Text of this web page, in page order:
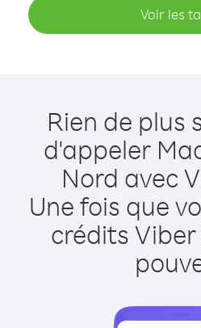
Voir les
Rien de plus
d'appeler
Nord avec
Une fois que
crédits